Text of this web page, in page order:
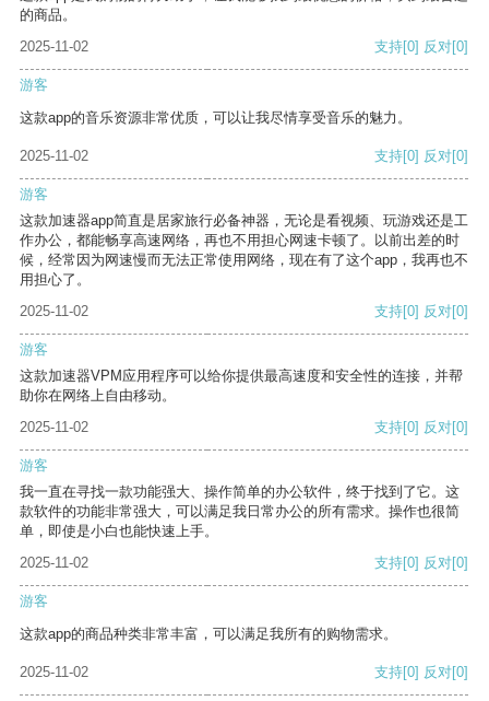
的商品。
2025-11-02
支持[0] 反对[0]
游客
这款app的音乐资源非常优质，可以让我尽情享受音乐的魅力。
2025-11-02 支持[0] 反对[0]
游客
这款加速器app简直是居家旅行必备神器，无论是看视频、玩游戏还是工
作办公，都能畅享高速网络，再也不用担心网速卡顿了。以前出差的时
候，经常因为网速慢而无法正常使用网络，现在有了这个app，我再也不
用担心了。
2025-11-02
支持[0] 反对[0]
游客
这款加速器VPM应用程序可以给你提供最高速度和安全性的连接，并帮
助你在网络上自由移动。
2025-11-02
支持[0] 反对[0]
游客
我一直在寻找一款功能强大、操作简单的办公软件，终于找到了它。这
款软件的功能非常强大，可以满足我日常办公的所有需求。操作也很简
单，即使是小白也能快速上手。
2025-11-02
支持[0] 反对[0]
游客
这款app的商品种类非常丰富，可以满足我所有的购物需求。
2025-11-02 支持[0] 反对[0]